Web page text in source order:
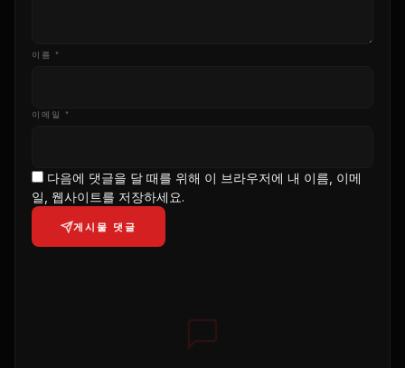
이름 *
이메일 *
다음에 댓글을 달 때를 위해 이 브라우저에 내 이름, 이메
일, 웹사이트를 저장하세요.
게시물 댓글